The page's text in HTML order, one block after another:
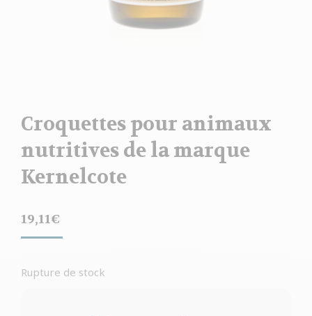
Croquettes pour animaux
nutritives de la marque
Kernelcote
19,11€
Rupture de stock